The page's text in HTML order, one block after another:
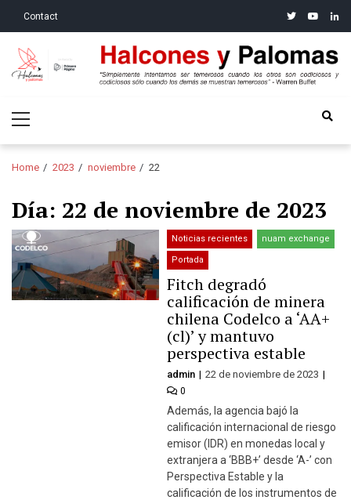
Contact twitteryoutube
Halcones y Palomas
Menu
Home 2023 noviembre 22
Día: 22 de noviembre de 2023
Noticias recientes nuam exchange
Portada
Fitch degradó
calificación de minera
chilena Codelco a ‘AA+
(cl)’ y mantuvo
perspectiva estable
admin 22 de noviembre de 2023
0
Además, la agencia bajó la
calificación internacional de riesgo
emisor (IDR) en monedas local y
extranjera a ‘BBB+’ desde ‘A-’ con
Perspectiva Estable y la
calificación de los instrumentos de